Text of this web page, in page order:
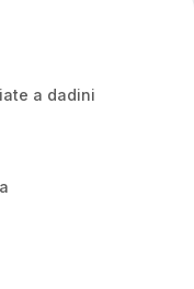
a dadini